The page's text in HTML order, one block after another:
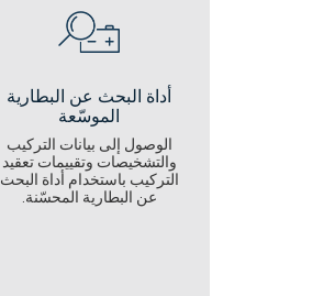
أداة البحث عن البطارية
الموسّعة
الوصول إلى بيانات التركيب
والتشخيصات وتقييمات تعقيد
التركيب باستخدام أداة البحث
عن البطارية المحسّنة.